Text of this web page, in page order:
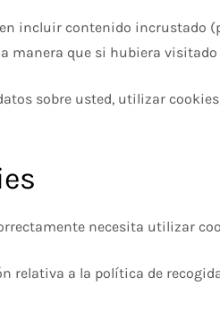
incluir contenido incrustado
manera que si hubiera visitado
sobre usted, utilizar
necesita utilizar
relativa a la política de